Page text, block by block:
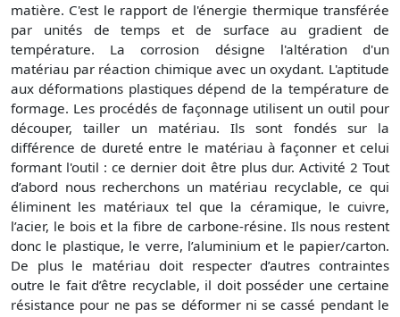
matière. C'est le rapport de l'énergie thermique transférée
par unités de temps et de surface au gradient de
température. La corrosion désigne l'altération d'un
matériau par réaction chimique avec un oxydant. L'aptitude
aux déformations plastiques dépend de la température de
formage. Les procédés de façonnage utilisent un outil pour
découper, tailler un matériau. Ils sont fondés sur la
différence de dureté entre le matériau à façonner et celui
formant l'outil : ce dernier doit être plus dur. Activité 2 Tout
d’abord nous recherchons un matériau recyclable, ce qui
éliminent les matériaux tel que la céramique, le cuivre,
l’acier, le bois et la fibre de carbone-résine. Ils nous restent
donc le plastique, le verre, l’aluminium et le papier/carton.
De plus le matériau doit respecter d’autres contraintes
outre le fait d’être recyclable, il doit posséder une certaine
résistance pour ne pas se déformer ni se cassé pendant le